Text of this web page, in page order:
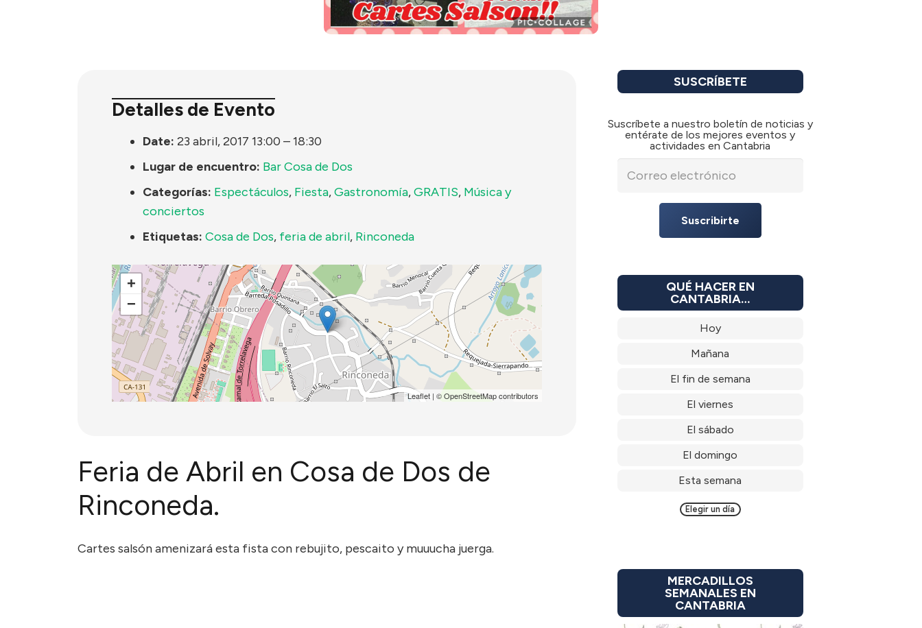
Detalles de Evento
Date: 23 abril, 2017 13:00 –18:30
Lugar de encuentro: Bar Cosa de Dos
Categorías: Espectáculos, Fiesta,Gastronomía,GRATIS, Música y
conciertos
Etiquetas: Cosa de Dos, feria de abril, Rinconeda
+
−
Leaflet| ©OpenStreetMapcontributors
Feria de Abril en Cosa de Dos de
Rinconeda.
Cartes salsón amenizará esta fista con rebujito, pescaito y muuucha juerga.
SUSCRÍBETE
Suscríbete a nuestro boletín de noticias y
entérate de los mejores eventos y
actividades en Cantabria
Suscribirte
QUÉ HACER EN
CANTABRIA…
Hoy
Mañana
El fin de semana
El viernes
El sábado
El domingo
Esta semana
Elegir un día
MERCADILLOS
SEMANALES EN
CANTABRIA